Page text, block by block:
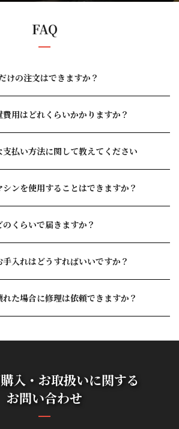
FAQ
けの注文はできますか？
用はどれくらいかかりますか？
支払い方法に関して教えてください
シンを使用することはできますか？
くらいで届きますか？
手入れはどうすればいいですか？
れた場合に修理は依頼できますか？
入・お取扱いに関する
お問い合わせ